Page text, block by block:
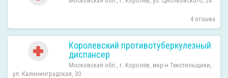
4 отзыва
Королевский противотуберкулезный
диспансер
Московская обл., г. Королев, мкр-н Текстильщики,
ул. Калининградская, 30